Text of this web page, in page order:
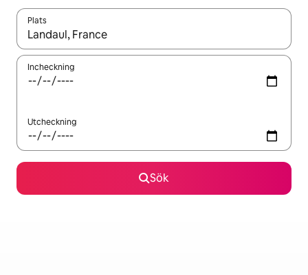
Plats
När resultaten är tillgängliga kan du navigera med upp- och
Incheckning
Utcheckning
Sök